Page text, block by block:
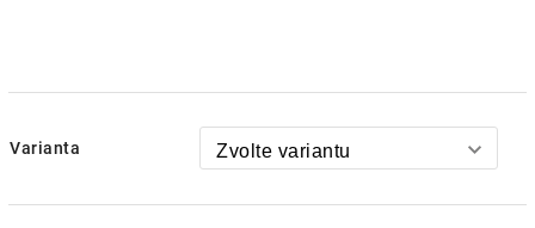
Varianta